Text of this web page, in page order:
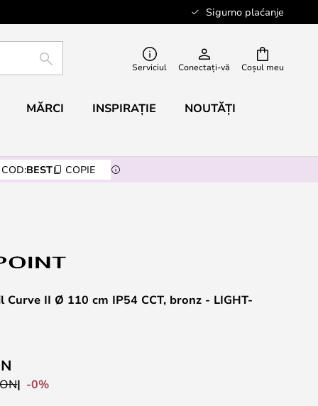
Sigurno plaćanje
Coșul meu
CĂUTARE Serviciul Conectați-vă
MĂRCI INSPIRAȚIE NOUTĂȚI
COD:BEST COPIE
Curve II Ø 110 cm IP54 CCT, bronz - LIGHT-
-0%